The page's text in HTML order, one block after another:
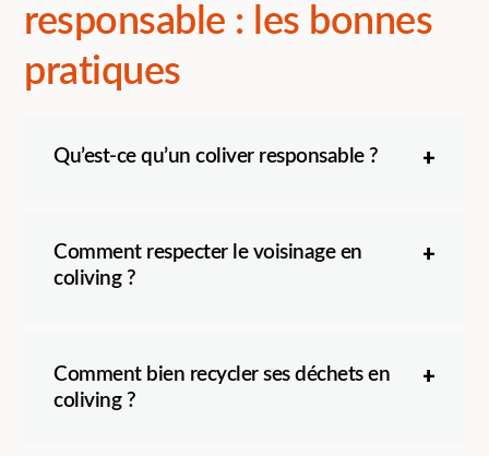
responsable : les bonnes
pratiques
Qu’est-ce qu’un coliver responsable ?
Comment respecter le voisinage en
coliving ?
Comment bien recycler ses déchets en
coliving ?